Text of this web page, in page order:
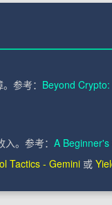
参考： Beyond
。参考： A
Tactics - Gemini 或